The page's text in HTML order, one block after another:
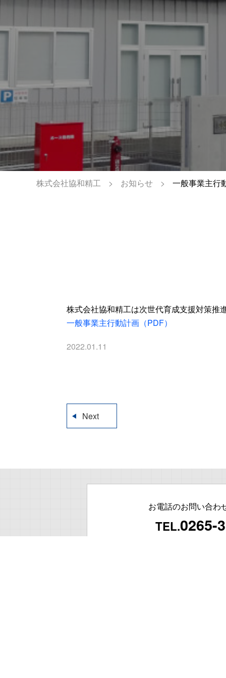
株式会社協和精工 お知らせ 一般事業主行
株式会社協和精工は次世代育成支援対策推
一般事業主行動計画（PDF）
2022.01.11
Next
お電話のお問い合わ
TEL.0265-